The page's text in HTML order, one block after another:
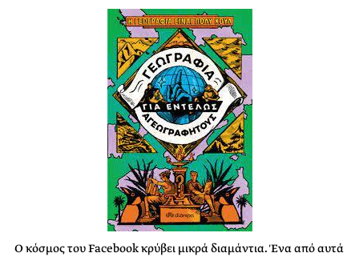
Ο κόσμος του Facebook κρύβει μικρά διαμάντια. Ένα από αυτά